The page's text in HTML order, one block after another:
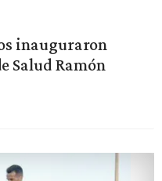
inauguraron
Salud Ramón